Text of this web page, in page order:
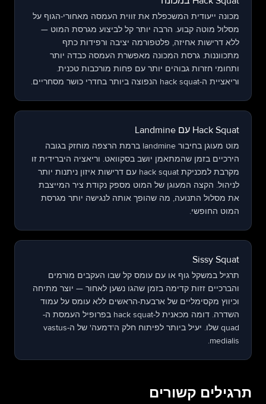
מכונה ייעודית המשכפלת את זווית העמסה מאחורי-הגוף על
מסלול מוטה קבוע. הרבה יותר קל לביצוע מגרסת המוט —
ללא דרישות אחיזה, פלטפורמה יציבה ורפידות כתף
מתכווננות. גרסת המכונה מאפשרת העמסה כבדה יותר
ותחומי חזרות גבוהים יותר עם פחות מורכבות טכנית.
וריאציית ה-hack squat הנפוצה ביותר בחדרי כושר מסחריים.
Hack Squat עם Landmine
מוט מעוגן בחיבור landmine ברמת הרצפה מוחזק בגובה
הירכיים בזמן שהמתאמן יושב בסקוואט. וריאציה היברידית זו
מקרבת למכניקת hack squat עם דרישות איזון ניתנות יותר
לניהול. הקצה המעוגן של המוט מספק נקודת ציר המייצבת
את מסלול התנועה, מה שהופך אותה לנגישה יותר מגרסת
המוט החופשי.
Sissy Squat
תרגיל במשקל גוף או עם עומס קל שבו העקבים מורמים
והברכיים זזות קדימה בזמן שהגו נשען לאחור — יוצר מתיחה
וכיווץ מקסימליים של ארבעת-הראשים ללא עומס על עמוד
השדרה. דומה מכאנית ל-hack squat בפרופיל העמסת ה-
quad שלו. יעיל ביותר לפיתוח חלק ה'דמעה' של ה-vastus
medialis.
תרגילים קשורים